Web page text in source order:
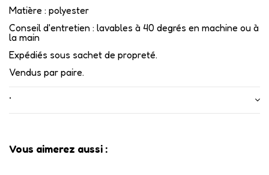
Matière : polyester
Conseil d'entretien : lavables à 40 degrés en machine ou à
la main
Expédiés sous sachet de propreté.
Vendus par paire.
•
Vous aimerez aussi :